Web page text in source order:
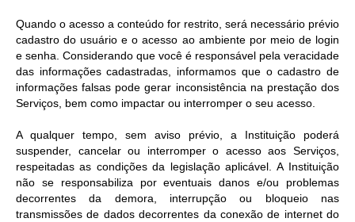
Quando o acesso a conteúdo for restrito, será necessário prévio
cadastro do usuário e o acesso ao ambiente por meio de login
e senha. Considerando que você é responsável pela veracidade
das informações cadastradas, informamos que o cadastro de
informações falsas pode gerar inconsistência na prestação dos
Serviços, bem como impactar ou interromper o seu acesso.
A qualquer tempo, sem aviso prévio, a Instituição poderá
suspender, cancelar ou interromper o acesso aos Serviços,
respeitadas as condições da legislação aplicável. A Instituição
não se responsabiliza por eventuais danos e/ou problemas
decorrentes da demora, interrupção ou bloqueio nas
transmissões de dados decorrentes da conexão de internet do